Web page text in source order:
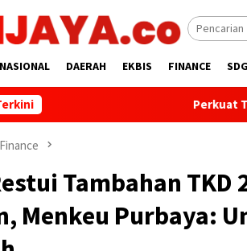
NASIONAL DAERAH EKBIS FINANCE
​Perkuat Tata
Finance
Tambahan TKD
Menkeu Purbaya: